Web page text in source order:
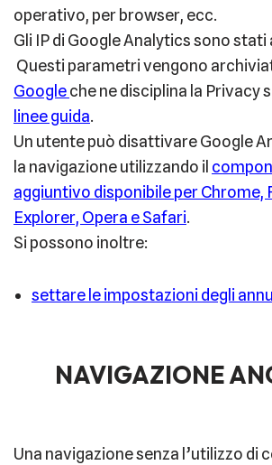
operativo, per browser, ecc.
Gli IP di Google Analytics sono
Questi parametri vengono
Googleche ne disciplina la Privacy
linee guida.
Un utente può disattivare Google
la navigazione utilizzando il
aggiuntivo disponibile per Chrome,
Explorer, Opera e Safari.
Si possono inoltre:
settare le impostazioni degli
NAVIGAZIONE
Una navigazione senza l’utilizzo di